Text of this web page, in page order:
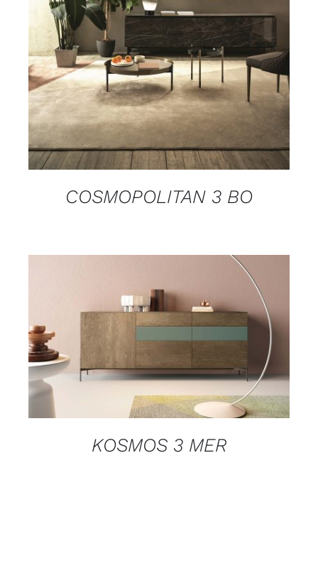
COSMOPOLITAN 3 BO
DETAILS
KOSMOS 3 MER